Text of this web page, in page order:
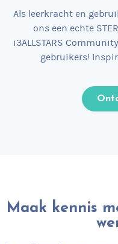
Als leerkracht en
ons een echte
i3ALLSTARS
gebruikers!
Maak kennis